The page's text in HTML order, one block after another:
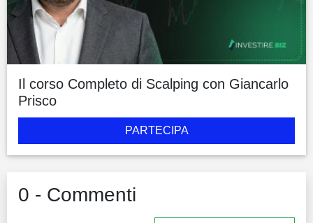
Il corso Completo di Scalping con Giancarlo
Prisco
PARTECIPA
0 - Commenti